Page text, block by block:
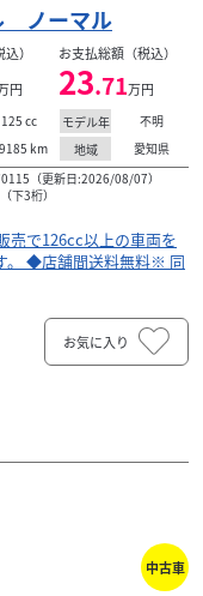
ノーマル
）
円
お支払総額（税込）
23.71万円
125 cc モデル年
不明
km 地域
愛知県
（更新日:2026/08/07）
下3桁）
で126cc以上の車両を
。 ◆店舗間送料無料※ 同
お気に入り
中古車